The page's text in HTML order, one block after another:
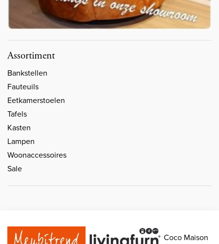
Assortiment
Bankstellen
Fauteuils
Eetkamerstoelen
Tafels
Kasten
Lampen
Woonaccessoires
Sale
Coco Maison